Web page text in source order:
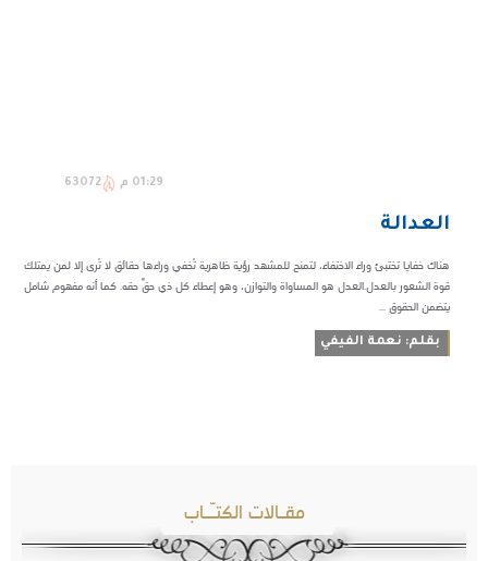
01:29 م 63072
العدالة
هناك خفايا تختبئ وراء الاختفاء، لتمنح للمشهد رؤية ظاهرية تُخفي وراءها حقائق لا تُرى إلا لمن يمتلك
قوة الشعور بالعدل.العدل هو المساواة والتوازن، وهو إعطاء كل ذي حقٍّ حقه. كما أنه مفهوم شامل
يتضمن الحقوق ...
بقلم: نعمة الفيفي
مقـالات الكتـّـاب